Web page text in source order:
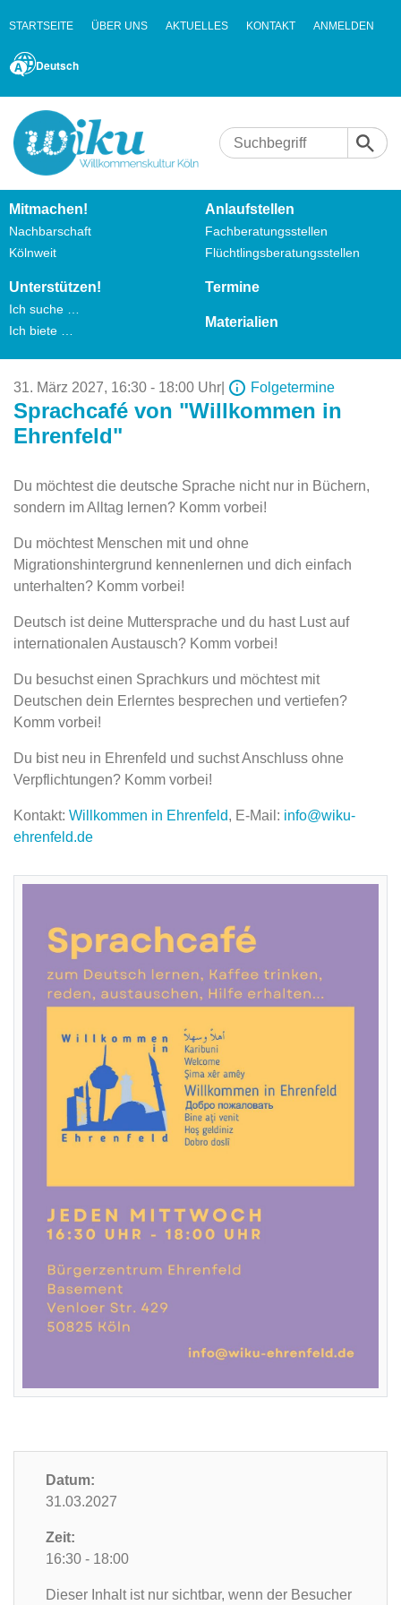
STARTSEITE ÜBER UNS AKTUELLES KONTAKT ANMELDEN
Deutsch
Mitmachen!
Nachbarschaft
Kölnweit
Anlaufstellen
Fachberatungsstellen
Flüchtlingsberatungsstellen
Unterstützen!
Ich suche …
Ich biete …
Termine
Materialien
31. März 2027, 16:30 - 18:00 Uhr Folgetermine
Sprachcafé von "Willkommen in
Ehrenfeld"
Du möchtest die deutsche Sprache nicht nur in Büchern,
sondern im Alltag lernen? Komm vorbei!
Du möchtest Menschen mit und ohne
Migrationshintergrund kennenlernen und dich einfach
unterhalten? Komm vorbei!
Deutsch ist deine Muttersprache und du hast Lust auf
internationalen Austausch? Komm vorbei!
Du besuchst einen Sprachkurs und möchtest mit
Deutschen dein Erlerntes besprechen und vertiefen?
Komm vorbei!
Du bist neu in Ehrenfeld und suchst Anschluss ohne
Verpflichtungen? Komm vorbei!
Kontakt: Willkommen in Ehrenfeld, E-Mail: info@wiku-
ehrenfeld.de
Datum:
31.03.2027
Zeit:
16:30 - 18:00
Dieser Inhalt ist nur sichtbar, wenn der Besucher